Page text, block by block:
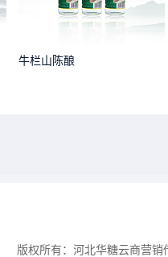
牛栏山陈酿
版权所有：河北华糖云商营销